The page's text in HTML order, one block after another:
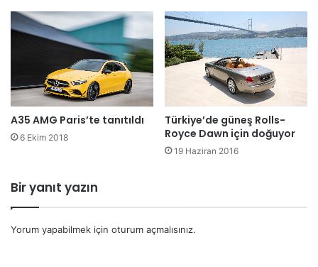
A35 AMG Paris’te tanıtıldı
6 Ekim 2018
Türkiye’de güneş Rolls-
Royce Dawn için doğuyor
19 Haziran 2016
Bir yanıt yazın
Yorum yapabilmek için oturum açmalısınız.